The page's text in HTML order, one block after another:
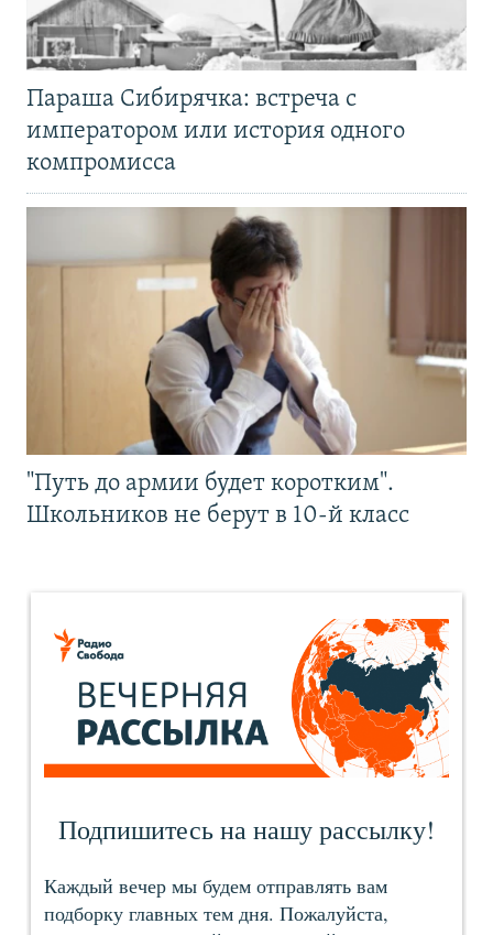
Параша Сибирячка: встреча с
императором или история одного
компромисса
"Путь до армии будет коротким".
Школьников не берут в 10-й класс